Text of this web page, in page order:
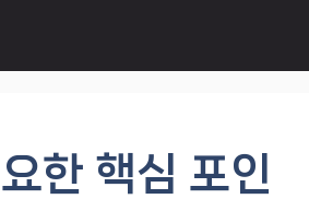
한 핵심 포인